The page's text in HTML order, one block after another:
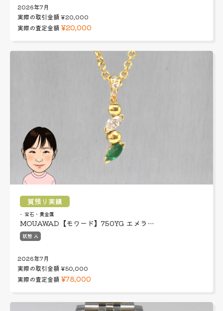
2026年7月
実際の取引金額¥20,000
実際の査定金額 ¥20,000
質預り実績
宝石・貴金属
MOUAWAD【モワード】750YG エメラ…
状態 A
2026年7月
実際の取引金額¥50,000
実際の査定金額 ¥78,000